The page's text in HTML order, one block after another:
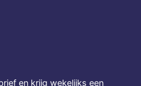
en krijg wekelijks een